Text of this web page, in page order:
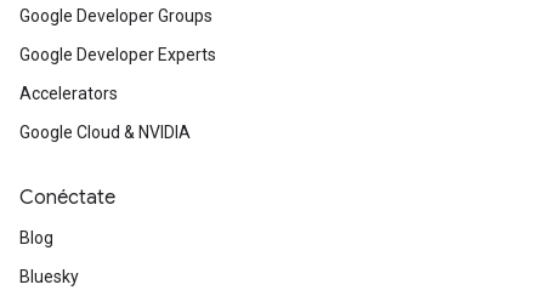
Google Developer Groups
Google Developer Experts
Accelerators
Google Cloud & NVIDIA
Conéctate
Blog
Bluesky